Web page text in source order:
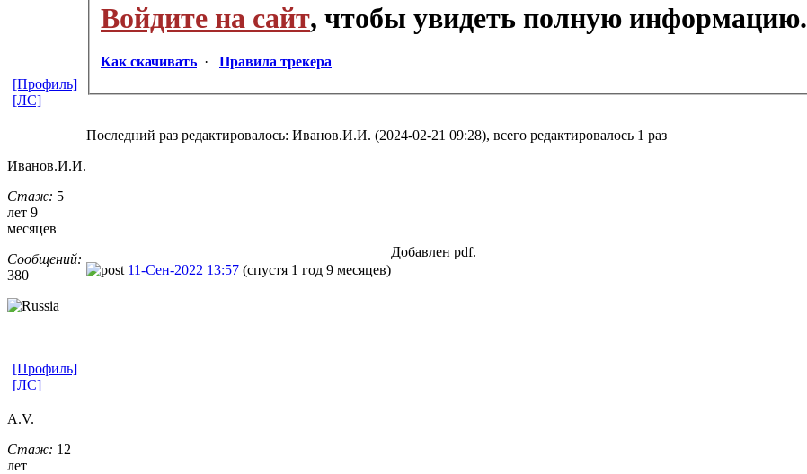
Войдите на сайт, чтобы увидеть полную информацию.
Как скачивать · Правила трекера
Последний раз редактировалось: Иванов.И.И. (2024-02-21 09:28), всего редактировалось 1 раз
[Профиль]
[ЛС]
Иванов.И.И.
Стаж: 5
лет 9
месяцев
Сообщений:
380
11-Сен-2022 13:57 (спустя 1 год 9 месяцев)
Добавлен pdf.
[Профиль]
[ЛС]
A.V.
Стаж: 12
лет